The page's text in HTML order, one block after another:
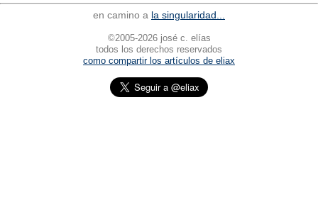
en camino a la singularidad...
©2005-2026 josé c. elías
todos los derechos reservados
como compartir los artículos de eliax